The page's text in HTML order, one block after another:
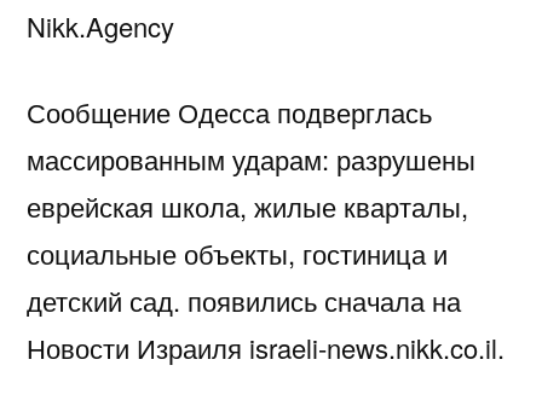
Nikk.Agency
Сообщение Одесса подверглась
массированным ударам: разрушены
еврейская школа, жилые кварталы,
социальные объекты, гостиница и
детский сад. появились сначала на
Новости Израиля israeli-news.nikk.co.il.